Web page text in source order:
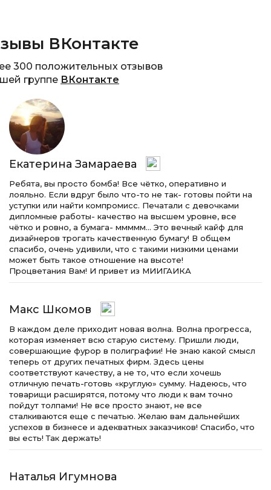
ВКонтакте
300 положительных отзывов
группе ВКонтакте
Екатерина Замараева
Ребята, вы просто бомба! Все чётко, оперативно и
лояльно. Если вдруг было что-то не так- готовы пойти на
уступки или найти компромисс. Печатали с девочками
дипломные работы- качество на высшем уровне, все
чётко и ровно, а бумага- ммммм… Это вечный кайф для
дизайнеров трогать качественную бумагу! В общем
спасибо, очень удивили, что с такими низкими ценами
может быть такое отношение на высоте!
Процветания Вам! И привет из МИИГАИКА
Макс Шкомов
В каждом деле приходит новая волна. Волна прогресса,
которая изменяет всю старую систему. Пришли люди,
совершающие фурор в полиграфии! Не знаю какой смысл
теперь от других печатных фирм. Здесь цены
соответствуют качеству, а не то, что если хочешь
отличную печать-готовь «круглую» сумму. Надеюсь, что
товарищи расширятся, потому что люди к вам точно
пойдут толпами! Не все просто знают, не все
сталкиваются еще с печатью. Желаю вам дальнейших
успехов в бизнесе и адекватных заказчиков! Спасибо, что
вы есть! Так держать!
Наталья Игумнова